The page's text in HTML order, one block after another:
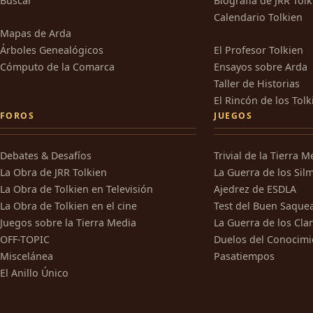
Mapas de Arda
Árboles Genealógicos
Cómputo de la Comarca
Calendario Tolkien
El Profesor Tolkien
Ensayos sobre Arda
Taller de Historias
El Rincón de los
FOROS
Debates & Desafíos
La Obra de JRR Tolkien
La Obra de Tolkien en Televisión
La Obra de Tolkien en el cine
Juegos sobre la Tierra Media
OFF-TOPIC
Miscelánea
El Anillo Único
JUEGOS
Trivial de la Tierra
La Guerra de los
Ajedrez de ESDLA
Test del Buen
La Guerra de los
Duelos del
Pasatiempos